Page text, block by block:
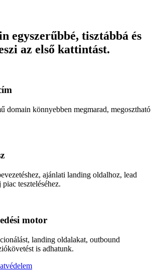
egyszerűbbé, tisztábbá és
az első kattintást.
domain könnyebben megmarad, megosztható
ajánlati landing oldalhoz, lead
teszteléséhez.
motor
landing oldalakat, outbound
is adhatunk.